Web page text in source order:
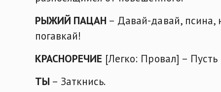
РЫЖИЙ ПАЦАН – Давай-давай, псина,
погавкай!
КРАСНОРЕЧИЕ [Легко: Провал] –
ТЫ – Заткнись.